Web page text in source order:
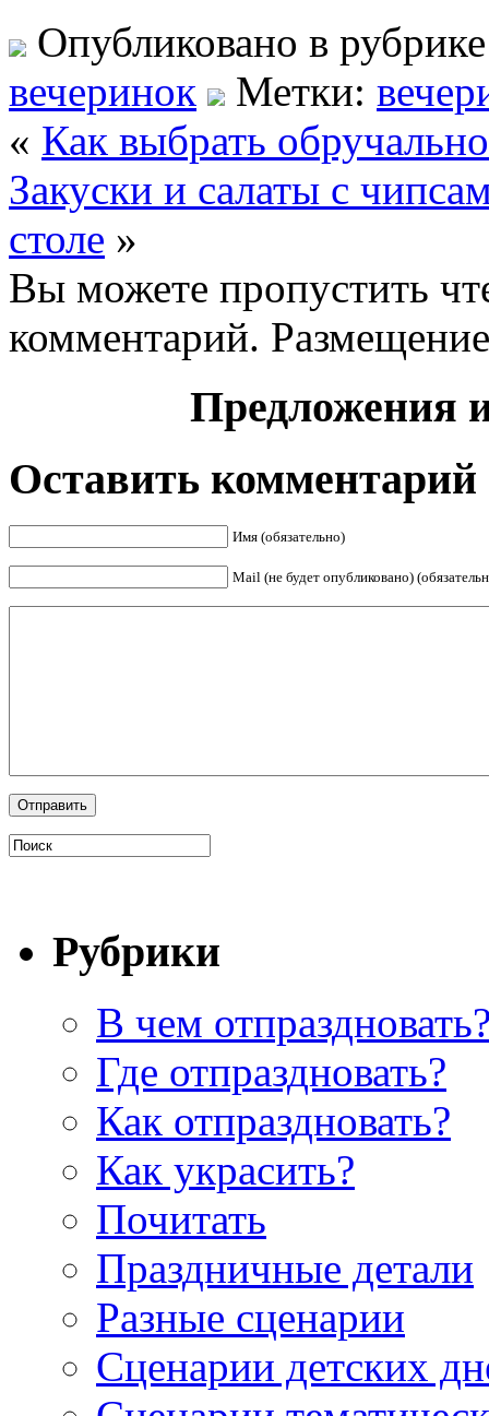
Опубликовано в
вечеринок
Метки:
« Как выбрать
Закуски и салаты с
столе »
Вы можете пропустить
комментарий.
Предложения
Оставить комментарий
Имя (обязательно)
Mail (не будет опубликовано)
Рубрики
В чем
Где отпраздновать?
Как отпраздновать?
Как украсить?
Почитать
Праздничные детали
Разные сценарии
Сценарии детских